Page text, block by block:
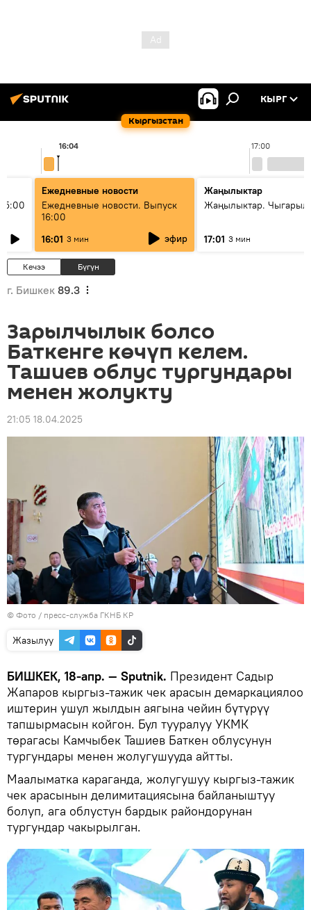
Кыргызстан
КЫРГ
17:00
16:04
Ежедневные новости
Ежедневные новости. Выпуск
16:00
16:01 3 мин эфир
Жаңылыктар
Жаңылыктар.
17:01 3 мин
Кечээ Бүгүн
г. Бишкек 89.3
Зарылчылык болсо
Баткенге көчүп келем.
Ташиев облус тургундары
менен жолукту
21:05 18.04.2025
© Фото / пресс-служба ГКНБ КР
Жазылуу
БИШКЕК, 18-апр. — Sputnik. Президент Садыр
Жапаров кыргыз-тажик чек арасын демаркациялоо
иштерин ушул жылдын аягына чейин бүтүрүү
тапшырмасын койгон. Бул тууралуу УКМК
төрагасы Камчыбек Ташиев Баткен облусунун
тургундары менен жолугушууда айтты.
Маалыматка караганда, жолугушуу кыргыз-тажик
чек арасынын делимитациясына байланыштуу
болуп, ага облустун бардык райондорунан
тургундар чакырылган.